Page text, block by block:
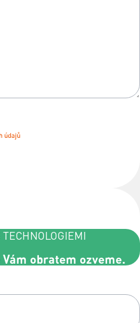
údajů
TECHNOLOGIEMI
obratem ozveme.